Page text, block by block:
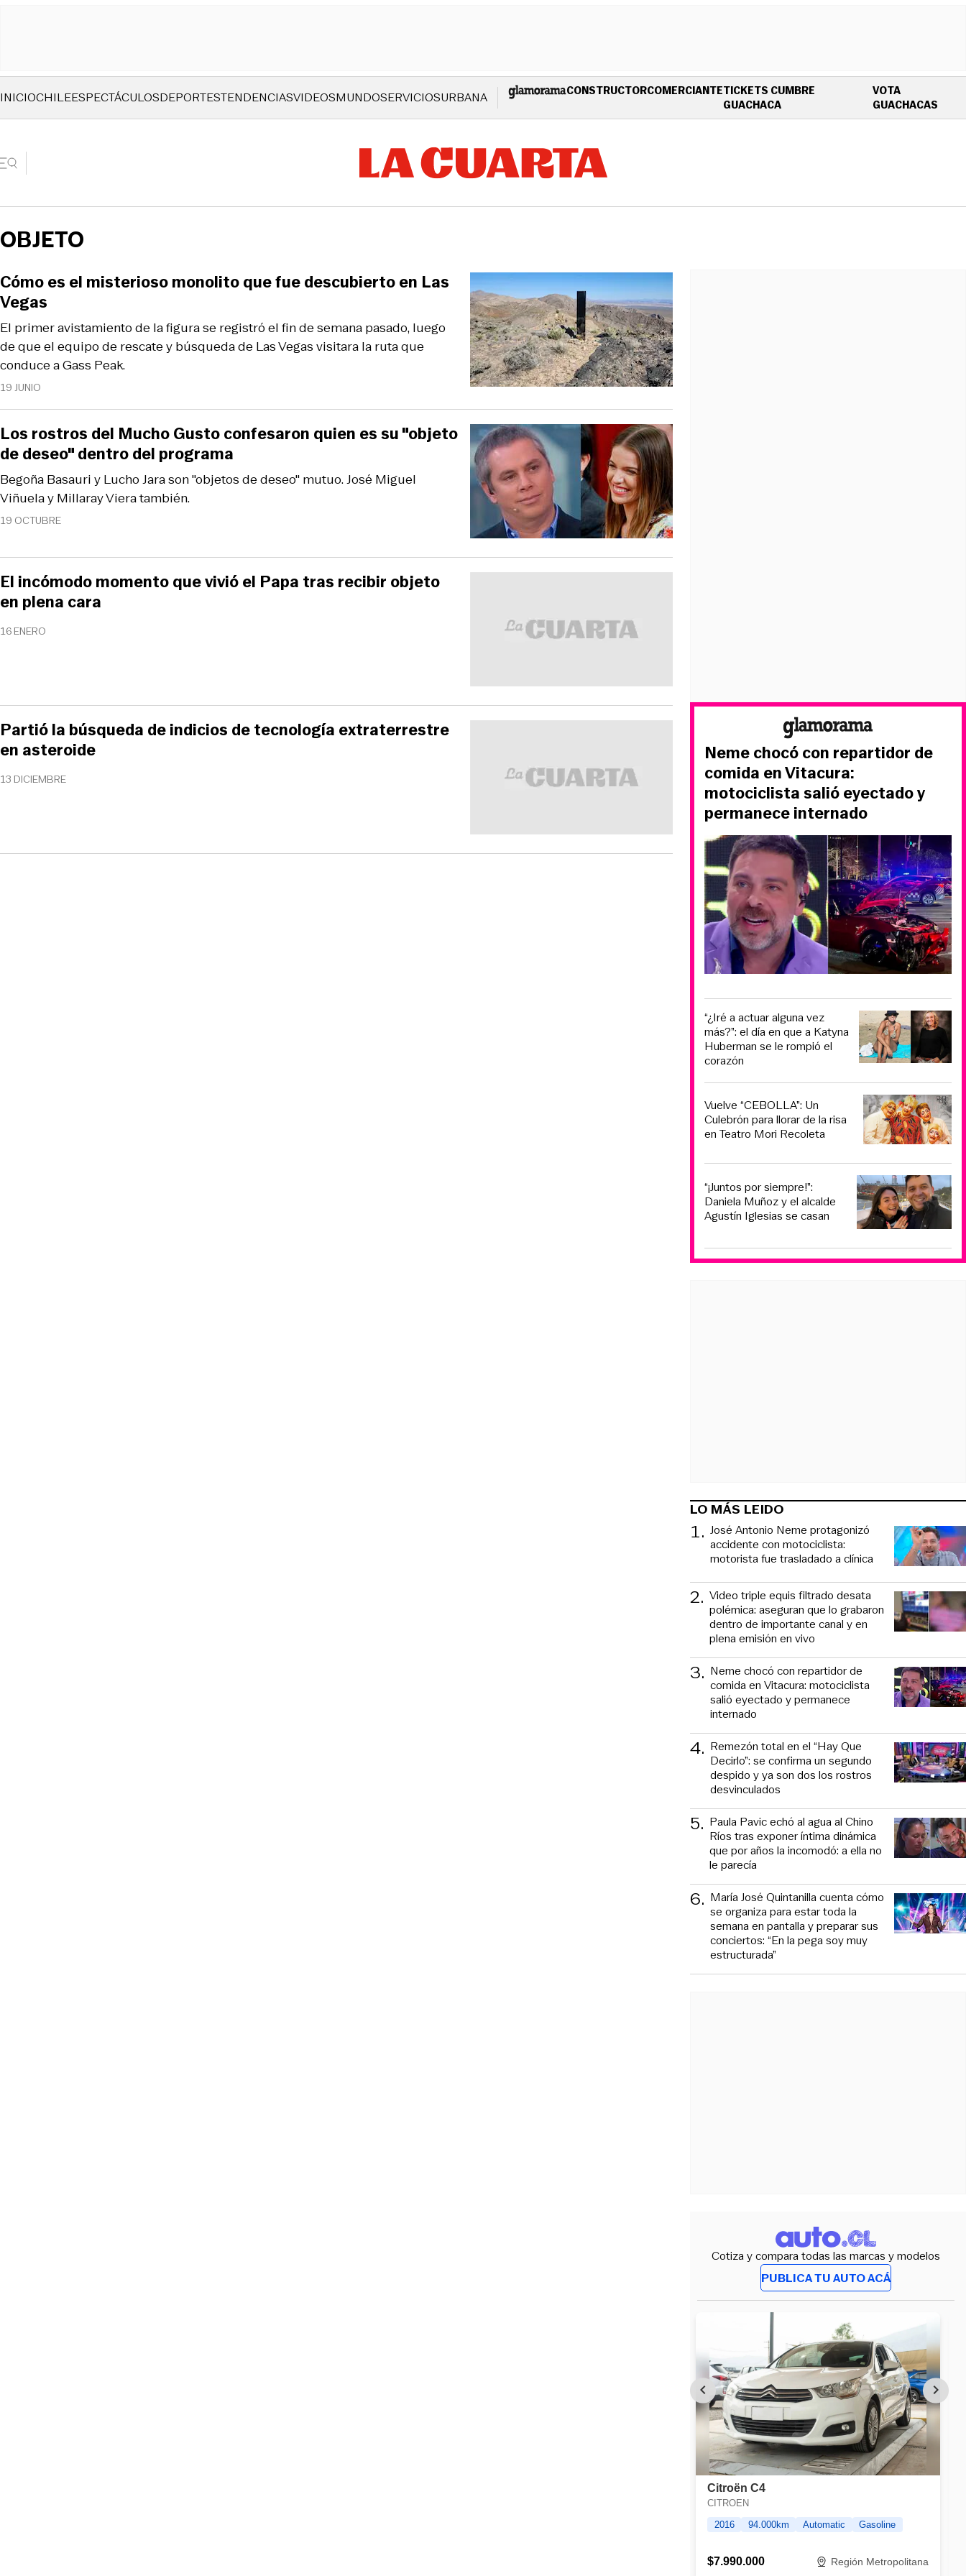
INICIOCHILEESPECTÁCULOSDEPORTESTENDENCIASVIDEOSMUNDOSERVICIOSURBANA CONSTRUCTORCOMERCIANTETICKETS CUMBRE
GUACHACAOPENS IN NEW WINDOW
VOTA
GUACHACAS
OBJETO
19 JUNIO
El primer avistamiento de la figura se registró el fin de semana pasado, luego
de que el equipo de rescate y búsqueda de Las Vegas visitara la ruta que
conduce a Gass Peak.
Cómo es el misterioso monolito que fue descubierto en Las
Vegas
19 OCTUBRE
Begoña Basauri y Lucho Jara son "objetos de deseo" mutuo. José Miguel
Viñuela y Millaray Viera también.
Los rostros del Mucho Gusto confesaron quien es su "objeto
de deseo" dentro del programa
16 ENERO
El incómodo momento que vivió el Papa tras recibir objeto
en plena cara
13 DICIEMBRE
Partió la búsqueda de indicios de tecnología extraterrestre
en asteroide
Neme chocó con repartidor de
comida en Vitacura:
motociclista salió eyectado y
permanece internado
“¿Iré a actuar alguna vez
más?”: el día en que a Katyna
Huberman se le rompió el
corazón
Vuelve “CEBOLLA”: Un
Culebrón para llorar de la risa
en Teatro Mori Recoleta
“¡Juntos por siempre!”:
Daniela Muñoz y el alcalde
Agustín Iglesias se casan
LO MÁS LEIDO
1. José Antonio Neme protagonizó
accidente con motociclista:
motorista fue trasladado a clínica
2. Video triple equis filtrado desata
polémica: aseguran que lo grabaron
dentro de importante canal y en
plena emisión en vivo
3. Neme chocó con repartidor de
comida en Vitacura: motociclista
salió eyectado y permanece
internado
4. Remezón total en el “Hay Que
Decirlo”: se confirma un segundo
despido y ya son dos los rostros
desvinculados
5. Paula Pavic echó al agua al Chino
Ríos tras exponer íntima dinámica
que por años la incomodó: a ella no
le parecía
6. María José Quintanilla cuenta cómo
se organiza para estar toda la
semana en pantalla y preparar sus
conciertos: “En la pega soy muy
estructurada”
Cotiza y compara todas las marcas y modelos
PUBLICA TU AUTO ACÁ